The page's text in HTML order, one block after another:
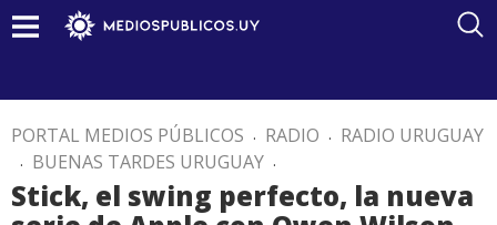
PORTAL MEDIOS PÚBLICOS . RADIO . RADIO URUGUAY
. BUENAS TARDES URUGUAY .
Stick, el swing perfecto, la nueva